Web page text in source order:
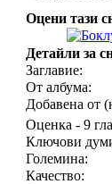
Оцени тази
Детайли за
Заглавие:
От албума:
Добавена от
Оценка - 9
Ключови
Големина:
Качество: